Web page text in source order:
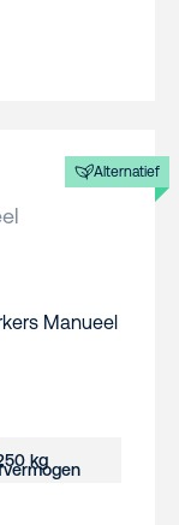
Alternatief
kg